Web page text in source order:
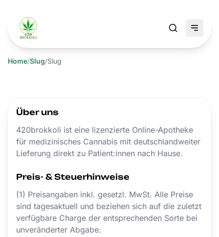
Home/Slug/Slug
Über uns
420brokkoli ist eine lizenzierte Online-Apotheke
für medizinisches Cannabis mit deutschlandweiter
Lieferung direkt zu Patient:innen nach Hause.
Preis- & Steuerhinweise
(1) Preisangaben inkl. gesetzl. MwSt. Alle Preise
sind tagesaktuell und beziehen sich auf die zuletzt
verfügbare Charge der entsprechenden Sorte bei
unveränderter Abgabe.